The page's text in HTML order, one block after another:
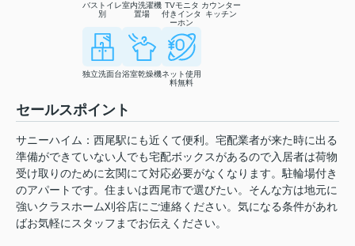
バストイレ
別
室内洗濯機
置場
TVモニタ
付きインタ
ーホン
カウンター
キッチン
独立洗面台浴室乾燥機ネット使用
料無料
セールスポイント
サニーハイム：西尾駅にも近くて便利。宅配業者が来た時に出る
準備ができていない人でも宅配ボックスがあるので入居者は荷物
受け取りのために玄関にて対応必要がなくなります。駐輪場付き
のアパートです。住まいは西尾市で選びたい。そんな方は地元に
強いクラスホーム刈谷店にご連絡ください。気になる条件があれ
ばお気軽にスタッフまでお伝えください。